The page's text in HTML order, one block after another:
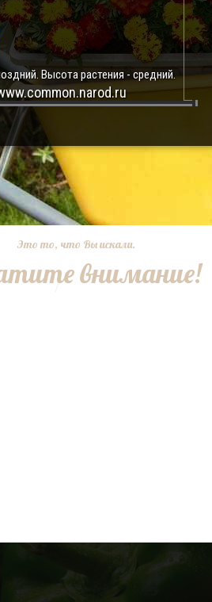
Высота растения - средний.
Это то, что Вы искали.
внимание!